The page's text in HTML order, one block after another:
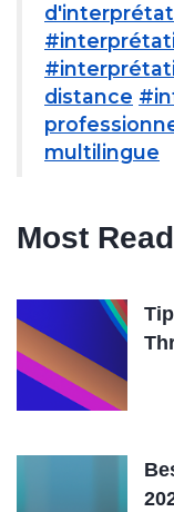
distance
multilingue
Most Read